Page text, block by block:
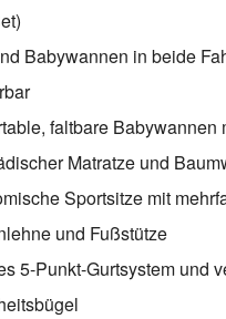
Babywannen in beide
faltbare Babywannen
Matratze und
Sportsitze mit
und Fußstütze
5-Punkt-Gurtsystem und